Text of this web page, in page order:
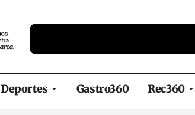
Deportes Gastro360 Rec360